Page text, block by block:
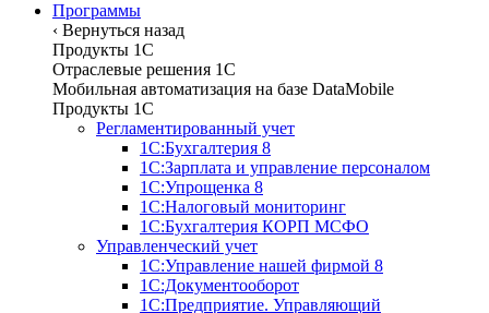
Программы
‹ Вернуться назад
Продукты 1С
Отраслевые решения 1C
Мобильная автоматизация на базе DataMobile
Продукты 1С
Регламентированный учет
1С:Бухгалтерия 8
1С:Зарплата и управление персоналом
1С:Упрощенка 8
1С:Налоговый мониторинг
1С:Бухгалтерия КОРП МСФО
Управленческий учет
1С:Управление нашей фирмой 8
1С:Документооборот
1С:Предприятие. Управляющий